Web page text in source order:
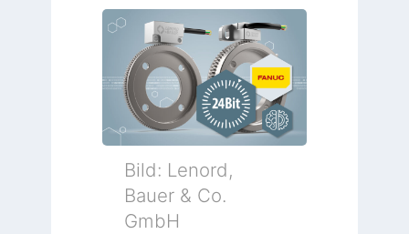
r
e
g
e
b
e
r
o
m
Bild: Lenord,
Bauer & Co.
GmbH